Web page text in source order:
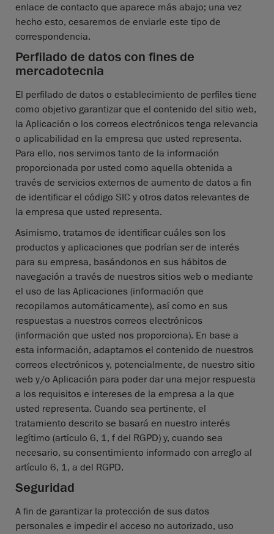
enlace de contacto que aparece más abajo; una vez
hecho esto, cesaremos de enviarle este tipo de
correspondencia.
Perfilado de datos con fines de
mercadotecnia
El perfilado de datos o establecimiento de perfiles tiene
como objetivo garantizar que el contenido del sitio web,
la Aplicación o los correos electrónicos tenga relevancia
o aplicabilidad en la empresa que usted representa.
Para ello, nos servimos tanto de la información
proporcionada por usted como aquella obtenida a
través de servicios externos de aumento de datos a fin
de identificar el código SIC y otros datos relevantes de
la empresa que usted representa.
Asimismo, tratamos de identificar cuáles son los
productos y aplicaciones que podrían ser de interés
para su empresa, basándonos en sus hábitos de
navegación a través de nuestros sitios web o mediante
el uso de las Aplicaciones (información que
recopilamos automáticamente), así como en sus
respuestas a nuestros correos electrónicos
(información que usted nos proporciona). En base a
esta información, adaptamos el contenido de nuestros
correos electrónicos y, potencialmente, de nuestro sitio
web y/o Aplicación para poder dar una mejor respuesta
a los requisitos e intereses de la empresa a la que
usted representa. Cuando sea pertinente, el
tratamiento descrito se basará en nuestro interés
legítimo (artículo 6, 1, f del RGPD) y, cuando sea
necesario, su consentimiento informado con arreglo al
artículo 6, 1, a del RGPD.
Seguridad
A fin de garantizar la protección de sus datos
personales e impedir el acceso no autorizado, uso